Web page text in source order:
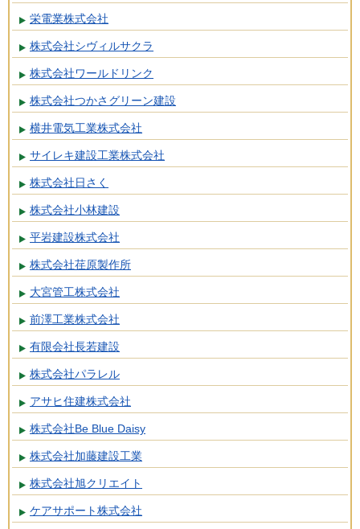
栄電業株式会社
株式会社シヴィルサクラ
株式会社ワールドリンク
株式会社つかさグリーン建設
横井電気工業株式会社
サイレキ建設工業株式会社
株式会社日さく
株式会社小林建設
平岩建設株式会社
株式会社荏原製作所
大宮管工株式会社
前澤工業株式会社
有限会社長若建設
株式会社パラレル
アサヒ住建株式会社
株式会社Be Blue Daisy
株式会社加藤建設工業
株式会社旭クリエイト
ケアサポート株式会社